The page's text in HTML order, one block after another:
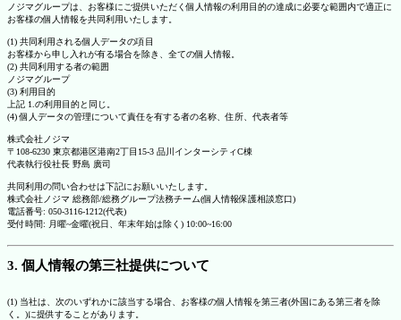
ノジマグループは、お客様にご提供いただく個人情報の利用目的の達成に必要な範囲内で適正に
お客様の個人情報を共同利用いたします。
(1) 共同利用される個人データの項目
お客様から申し入れが有る場合を除き、全ての個人情報。
(2) 共同利用する者の範囲
ノジマグループ
(3) 利用目的
上記 1.の利用目的と同じ。
(4) 個人データの管理について責任を有する者の名称、住所、代表者等
株式会社ノジマ
〒108-6230 東京都港区港南2丁目15-3 品川インターシティC棟
代表執行役社長 野島 廣司
共同利用の問い合わせは下記にお願いいたします。
株式会社ノジマ 総務部/総務グループ法務チーム(個人情報保護相談窓口)
電話番号: 050-3116-1212(代表)
受付時間: 月曜~金曜(祝日、年末年始は除く) 10:00~16:00
3. 個人情報の第三社提供について
(1) 当社は、次のいずれかに該当する場合、お客様の個人情報を第三者(外国にある第三者を除
く。)に提供することがあります。